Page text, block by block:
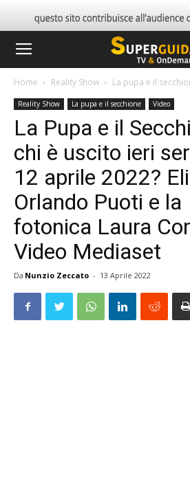
Home Reality Show La pupa e il
Reality Show La pupa e il secchione Video
La Pupa e il
chi è uscito ieri
12 aprile 2022?
Orlando Puoti e la
fotonica Laura
Video Mediaset
Da Nunzio Zeccato - 13 Aprile 2022